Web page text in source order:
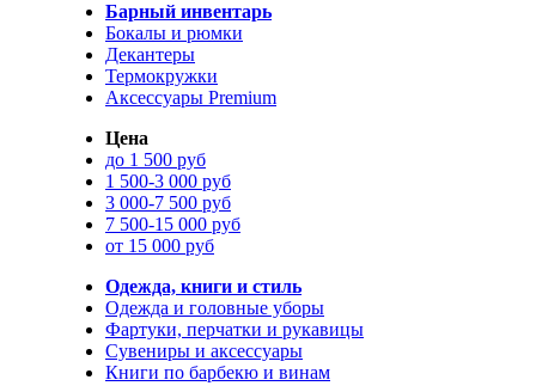
Барный инвентарь
Бокалы и рюмки
Декантеры
Термокружки
Аксессуары Premium
Цена
до 1 500 руб
1 500-3 000 руб
3 000-7 500 руб
7 500-15 000 руб
от 15 000 руб
Одежда, книги и стиль
Одежда и головные уборы
Фартуки, перчатки и рукавицы
Сувениры и аксессуары
Книги по барбекю и винам